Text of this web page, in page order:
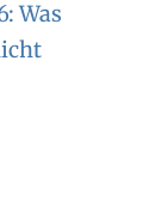
Was